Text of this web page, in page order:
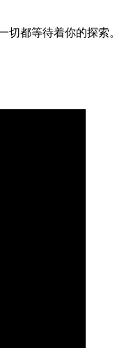
切都等待着你的探索。